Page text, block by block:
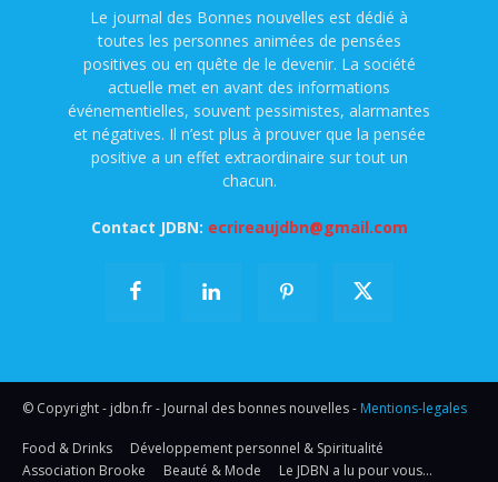
Le journal des Bonnes nouvelles est dédié à
toutes les personnes animées de pensées
positives ou en quête de le devenir. La société
actuelle met en avant des informations
événementielles, souvent pessimistes, alarmantes
et négatives. Il n’est plus à prouver que la pensée
positive a un effet extraordinaire sur tout un
chacun.
Contact JDBN: ecrireaujdbn@gmail.com
© Copyright - jdbn.fr - Journal des bonnes nouvelles - Mentions-legales
Food & Drinks
Développement personnel & Spiritualité
Association Brooke
Beauté & Mode Le JDBN a lu pour vous…